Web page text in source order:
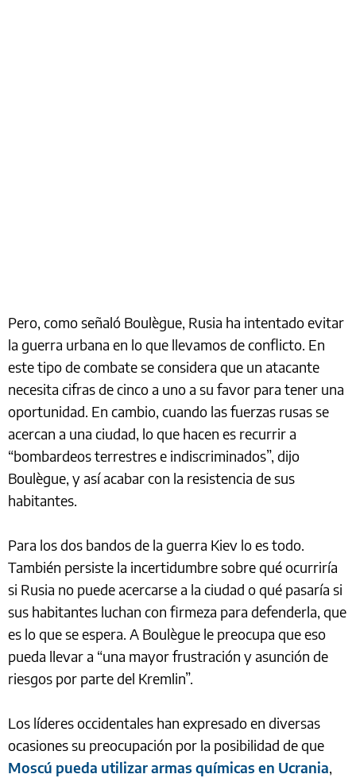
Pero, como señaló Boulègue, Rusia ha intentado evitar
la guerra urbana en lo que llevamos de conflicto. En
este tipo de combate se considera que un atacante
necesita cifras de cinco a uno a su favor para tener una
oportunidad. En cambio, cuando las fuerzas rusas se
acercan a una ciudad, lo que hacen es recurrir a
“bombardeos terrestres e indiscriminados”, dijo
Boulègue, y así acabar con la resistencia de sus
habitantes.
Para los dos bandos de la guerra Kiev lo es todo.
También persiste la incertidumbre sobre qué ocurriría
si Rusia no puede acercarse a la ciudad o qué pasaría si
sus habitantes luchan con firmeza para defenderla, que
es lo que se espera. A Boulègue le preocupa que eso
pueda llevar a “una mayor frustración y asunción de
riesgos por parte del Kremlin”.
Los líderes occidentales han expresado en diversas
ocasiones su preocupación por la posibilidad de que
Moscú pueda utilizar armas químicas en Ucrania,